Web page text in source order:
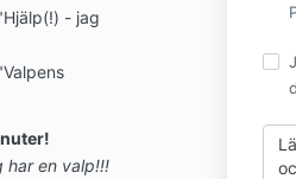
- jag
har en valp!!!